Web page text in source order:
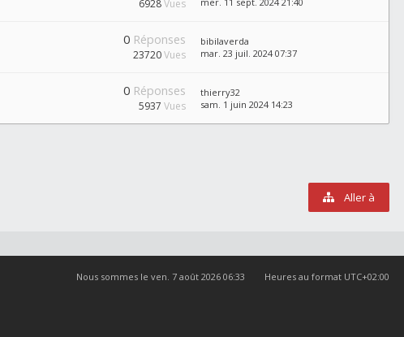
6928Vues
0 Réponses
23720Vues
bibilaverda
mar. 23 juil. 2024 07:37
0 Réponses
5937 Vues
thierry32
sam. 1 juin 2024 14:23
Aller à
Heures au format UTC+02:00
Nous sommes le ven. 7 août 2026 06:33